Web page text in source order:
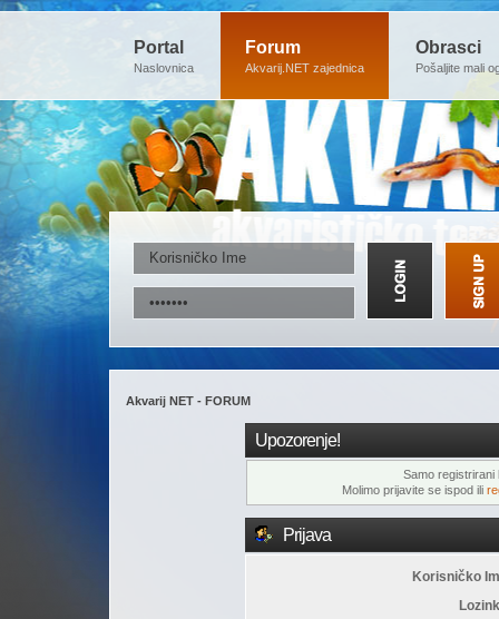
Portal
Naslovnica
Forum
Akvarij.NET zajednica
Obrasci
Pošaljite mali
Akvarij NET - FORUM
Upozorenje!
Samo registrirani
Molimo prijavite se ispod ili
Prijava
Korisničko